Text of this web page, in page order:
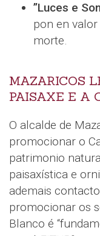
”Luces e
pon en
morte.
MAZARICOS
PAISAXE E A
O alcalde de
promocionar o
patrimonio
paisaxística e
ademais
promocionar os
Blanco é